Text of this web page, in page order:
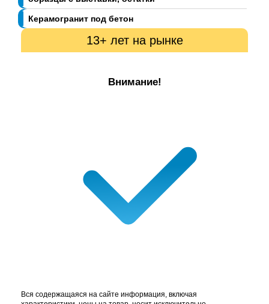
Керамогранит под бетон
13+ лет на рынке
Внимание!
Вся содержащаяся на сайте информация, включая